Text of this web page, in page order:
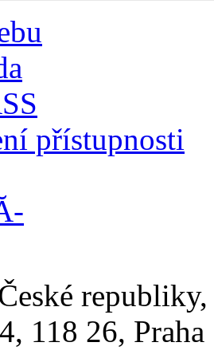
přístupnosti
118 26,